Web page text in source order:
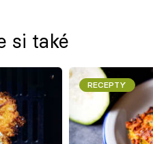
si také
RECEPTY